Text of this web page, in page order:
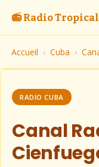
📻 Radio
Accueil › Cuba ›
RADIO CUBA
Canal